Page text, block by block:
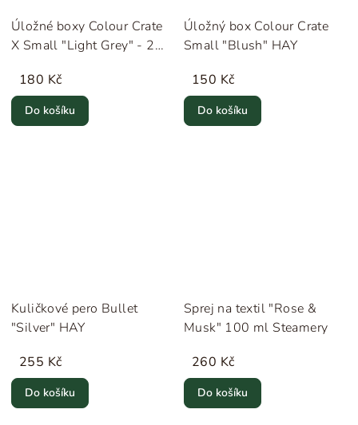
Úložné boxy Colour Crate
X Small "Light Grey" - 2
180 Kč
Do košíku
Úložný box Colour Crate
Small "Blush" HAY
150 Kč
Do košíku
Kuličkové pero Bullet
"Silver" HAY
255 Kč
Do košíku
Sprej na textil "Rose &
Musk" 100 ml Steamery
260 Kč
Do košíku